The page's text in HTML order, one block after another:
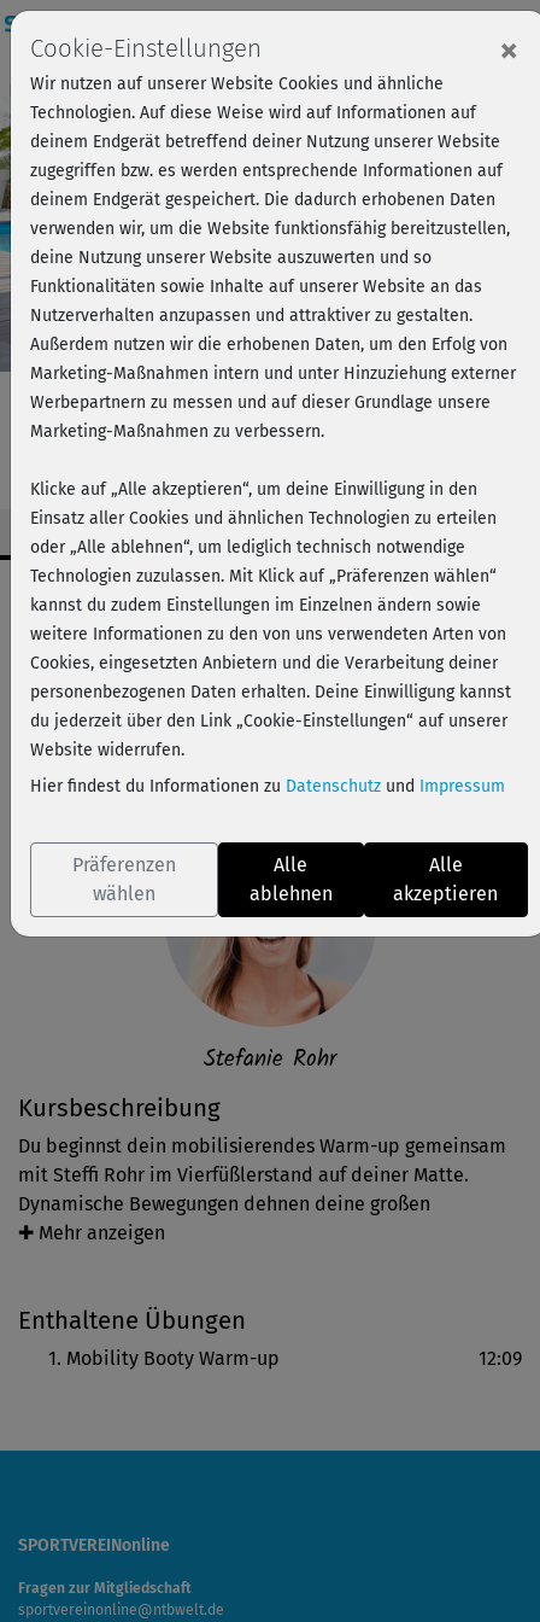
Play
Video
Kursvorschau - Jetzt mitmachen!
Booty Burn - Mobility Warm-up
Kursbeschreibung
Du beginnst dein mobilisierendes Warm-up gemeinsam
mit Steffi Rohr im Vierfüßlerstand auf deiner Matte.
Dynamische Bewegungen dehnen deine großen
Muskelgruppen und wohltuende Rotationen bringen
✚ Mehr anzeigen
Enthaltene Übungen
Mobility Booty Warm-up 12:09
Workout-Facts
mittelschwer
12 Min
36 kcal
Stefanie Rohr
Matte
Stefanie Rohr
SPORTVEREINonline
Fragen zur Mitgliedschaft
sportvereinonline@ntbwelt.de
Cookie-Einstellungen ×
Wir nutzen auf unserer Website Cookies und ähnliche
Technologien. Auf diese Weise wird auf Informationen auf
deinem Endgerät betreffend deiner Nutzung unserer Website
zugegriffen bzw. es werden entsprechende Informationen auf
deinem Endgerät gespeichert. Die dadurch erhobenen Daten
verwenden wir, um die Website funktionsfähig bereitzustellen,
deine Nutzung unserer Website auszuwerten und so
Funktionalitäten sowie Inhalte auf unserer Website an das
Nutzerverhalten anzupassen und attraktiver zu gestalten.
Außerdem nutzen wir die erhobenen Daten, um den Erfolg von
Marketing-Maßnahmen intern und unter Hinzuziehung externer
Werbepartnern zu messen und auf dieser Grundlage unsere
Marketing-Maßnahmen zu verbessern.
Klicke auf „Alle akzeptieren“, um deine Einwilligung in den
Einsatz aller Cookies und ähnlichen Technologien zu erteilen
oder „Alle ablehnen“, um lediglich technisch notwendige
Technologien zuzulassen. Mit Klick auf „Präferenzen wählen“
kannst du zudem Einstellungen im Einzelnen ändern sowie
weitere Informationen zu den von uns verwendeten Arten von
Cookies, eingesetzten Anbietern und die Verarbeitung deiner
personenbezogenen Daten erhalten. Deine Einwilligung kannst
du jederzeit über den Link „Cookie-Einstellungen“ auf unserer
Website widerrufen.
Hier findest du Informationen zu Datenschutz und Impressum
Präferenzen
wählen
Alle
ablehnen
Alle
akzeptieren